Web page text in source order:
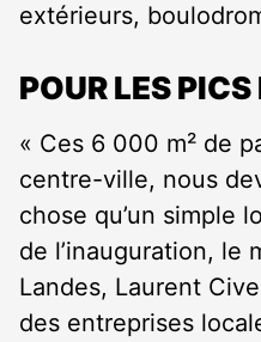
extérieurs,
POUR LES
« Ces 6 000 m² de
centre-ville, nous
chose qu’un simple
de l’inauguration, le
Landes, Laurent
des entreprises